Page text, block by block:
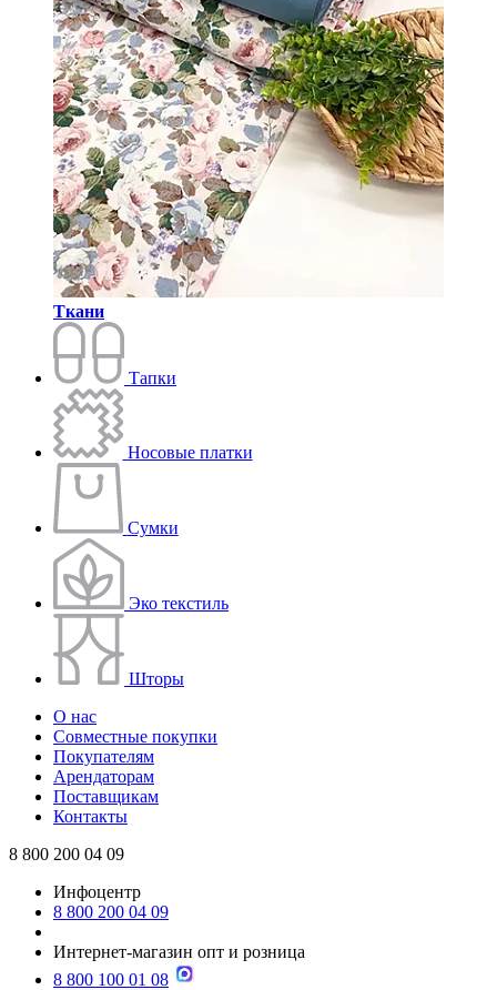
Ткани
Тапки
Носовые платки
Сумки
Эко текстиль
Шторы
О нас
Совместные покупки
Покупателям
Арендаторам
Поставщикам
Контакты
8 800 200 04 09
Инфоцентр
8 800 200 04 09
Интернет-магазин опт и розница
8 800 100 01 08